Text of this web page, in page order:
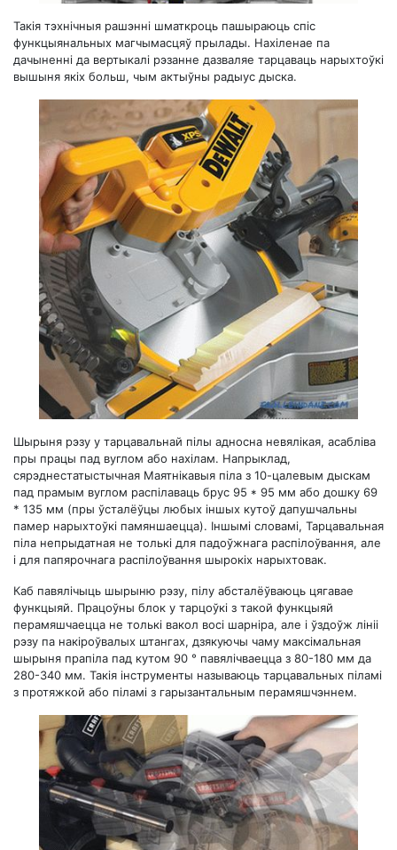
Такія тэхнічныя рашэнні шматкроць пашыраюць спіс
функцыянальных магчымасцяў прылады. Нахіленае па
дачыненні да вертыкалі рэзанне дазваляе тарцаваць нарыхтоўкі
вышыня якіх больш, чым актыўны радыус дыска.
Шырыня рэзу у тарцавальнай пілы адносна невялікая, асабліва
пры працы пад вуглом або нахілам. Напрыклад,
сярэднестатыстычная Маятнікавыя піла з 10-цалевым дыскам
пад прамым вуглом распілаваць брус 95 * 95 мм або дошку 69
* 135 мм (пры ўсталёўцы любых іншых кутоў дапушчальны
памер нарыхтоўкі памяншаецца). Іншымі словамі, Тарцавальная
піла непрыдатная не толькі для падоўжнага распілоўвання, але
і для папярочнага распілоўвання шырокіх нарыхтовак.
Каб павялічыць шырыню рэзу, пілу абсталёўваюць цягавае
функцыяй. Працоўны блок у тарцоўкі з такой функцыяй
перамяшчаецца не толькі вакол восі шарніра, але і ўздоўж лініі
рэзу па накіроўвалых штангах, дзякуючы чаму максімальная
шырыня прапіла пад кутом 90 ° павялічваецца з 80-180 мм да
280-340 мм. Такія інструменты называюць тарцавальных піламі
з протяжкой або піламі з гарызантальным перамяшчэннем.